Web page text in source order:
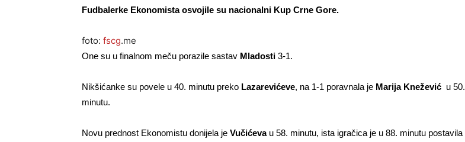
Fudbalerke Ekonomista osvojile su nacionalni Kup Crne Gore.
foto: fscg.me
One su u finalnom meču porazile sastav Mladosti 3-1.
Nikšićanke su povele u 40. minutu preko Lazarevićeve, na 1-1 poravnala je Marija Knežević u 50.
minutu.
Novu prednost Ekonomistu donijela je Vučićevau 58. minutu, ista igračica je u 88. minutu postavila